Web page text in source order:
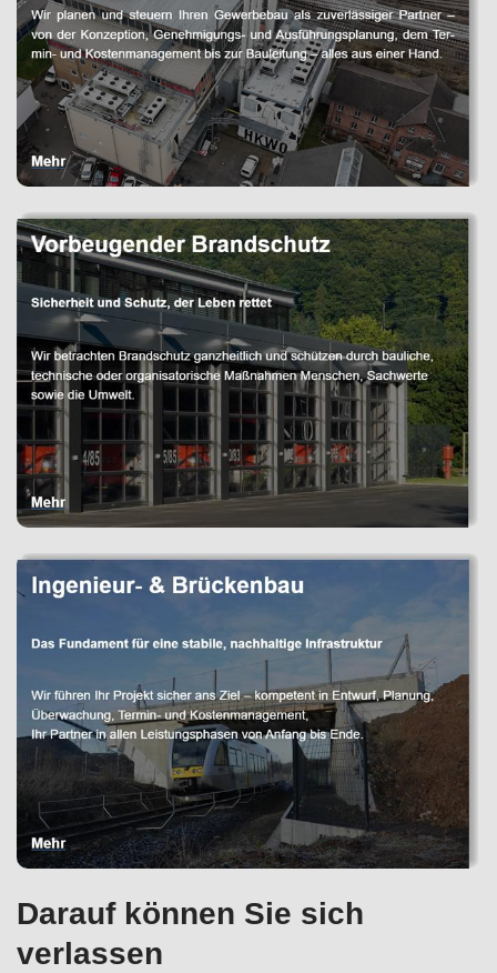
Darauf können Sie sich
verlassen